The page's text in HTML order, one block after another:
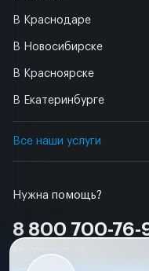
Нужна помощь?
8 800 700-76-
В Краснодаре
В Новосибирске
В Красноярске
В Екатеринбурге
Все наши услуги